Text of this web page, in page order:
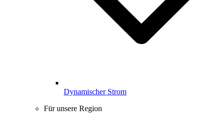
Dynamischer Strom
Für unsere Region